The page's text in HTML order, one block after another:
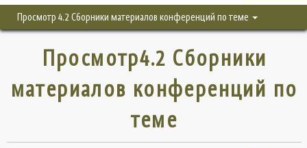
Просмотр 4.2 Сборники материалов конференций по теме
Просмотр4.2 Сборники
материалов конференций по
теме